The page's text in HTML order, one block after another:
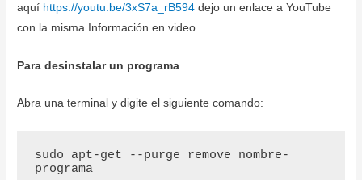
aquí https://youtu.be/3xS7a_rB594 dejo un enlace a YouTube
con la misma Información en video.
Para desinstalar un programa
Abra una terminal y digite el siguiente comando:
sudo apt-get --purge remove nombre-
programa